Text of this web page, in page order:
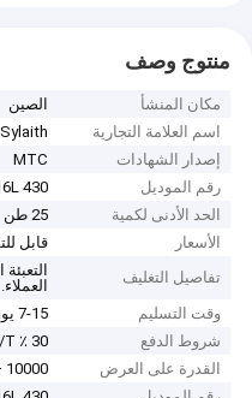
منتوج وصف
مكان المنشأ
الصين
اسم العلامة التجارية
Sylaith
إصدار الشهادات
MTC
رقم الموديل
430
الحد الأدنى لكمية
25 طن
الأسعار
قابل
تفاصيل التغليف
العملاء.
وقت التسليم
7-15 يوم عمل
شروط الدفع
30 ٪ T/T مقدمًا بنسبة 70 ٪ قبل التحميل
القدرة على العرض
10000 + طن / طن + شهر